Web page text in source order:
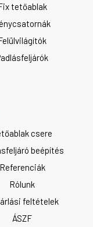
tetőablak
csere
beépítés
Referenciák
Rólunk
feltételek
ÁSZF